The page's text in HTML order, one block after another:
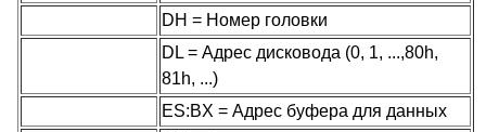
DH = Номер головки
DL = Адрес дисковода (0, 1, ...,80h,
81h, ...)
ES:BX = Адрес буфера для данных